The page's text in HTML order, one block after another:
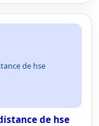
de hse
de hse